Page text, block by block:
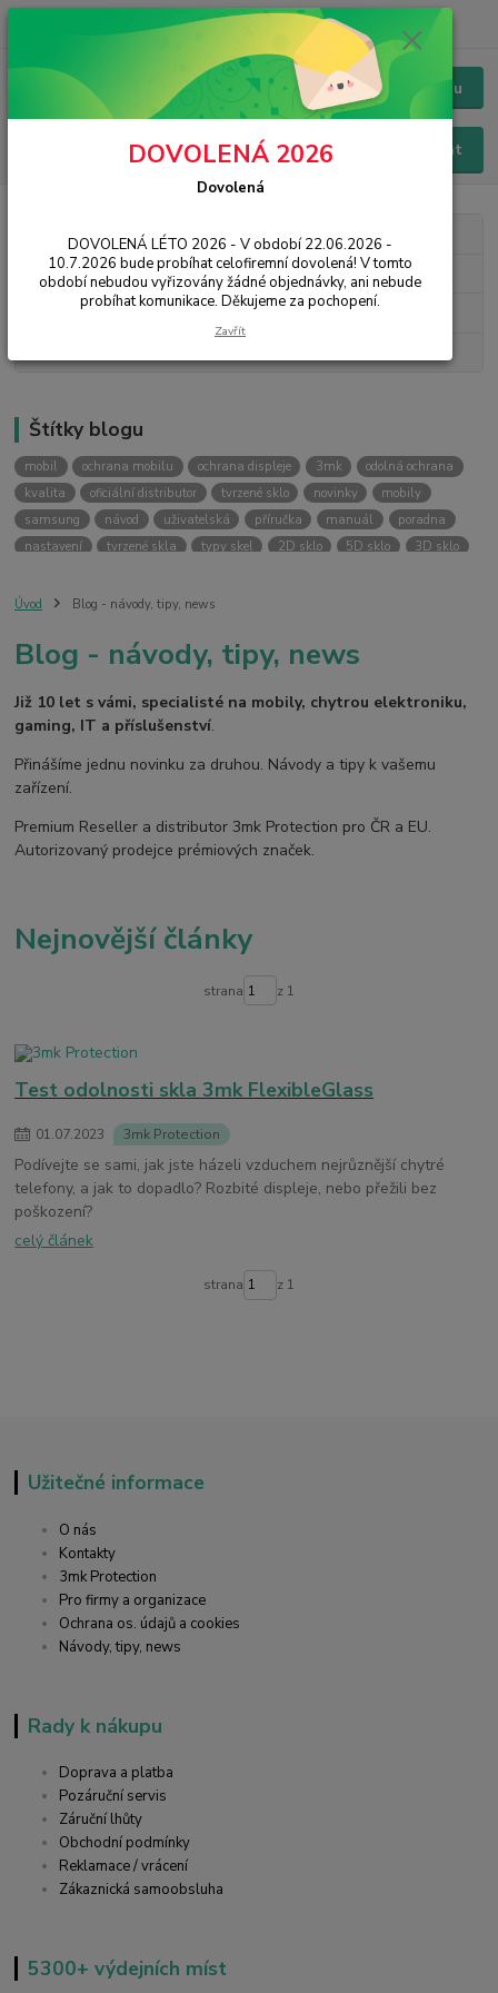
Menu
Hledat
Chat / Online podpora - 24/7
Kategorie blogu
3mk Protection
Novinky
Štítky blogu
mobil ochrana mobilu ochrana displeje 3mk
odolná ochrana
kvalita
oficiální distributor tvrzené sklo novinky
mobily
samsung
návod uživatelská příručka manuál
poradna
nastavení
tvrzené skla typy skel 2D sklo 5D sklo
3D sklo
ochranný kryt
vlastní potisk
3mk ochrana
premium reseller pouzdra kryty
kamera
pro děti
Úvod Blog - návody, tipy, news
Blog - návody, tipy, news
Již 10 let s vámi, specialisté na mobily, chytrou elektroniku,
gaming, IT a příslušenství.
Přinášíme jednu novinku za druhou. Návody a tipy k vašemu
zařízení.
Premium Reseller a distributor 3mk Protection pro ČR a EU.
Autorizovaný prodejce prémiových značek.
Nejnovější články
strana z 1
Test odolnosti skla 3mk FlexibleGlass
01.07.2023 3mk Protection
Podívejte se sami, jak jste házeli vzduchem nejrůznější chytré
telefony, a jak to dopadlo? Rozbité displeje, nebo přežili bez
poškození?
celý článek
strana z 1
Užitečné informace
O nás
Kontakty
3mk Protection
Pro firmy a organizace
Ochrana os. údajů a cookies
Návody, tipy, news
Rady k nákupu
Doprava a platba
Pozáruční servis
Záruční lhůty
Obchodní podmínky
Reklamace / vrácení
Zákaznická samoobsluha
5300+ výdejních míst
DOVOLENÁ 2026
Dovolená
DOVOLENÁ LÉTO 2026 - V období 22.06.2026 -
10.7.2026 bude probíhat celofiremní dovolená! V tomto
období nebudou vyřizovány žádné objednávky, ani nebude
probíhat komunikace. Děkujeme za pochopení.
Zavřít